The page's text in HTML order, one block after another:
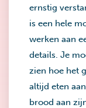
ernstig
is een hele
werken aan
details. Je
zien hoe het
altijd eten
brood aan